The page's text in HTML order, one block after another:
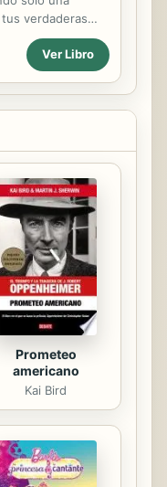
tus relaciones
sean un
verdaderas
tu mente
subliminal",
los
dormido
llevarte a la
de la noche a
de
deseos, como lo
de la
de antaño. Este
Dios de Gardner
por primera
Escuela de
Ver Libro
Prometeo
americano
Kai Bird